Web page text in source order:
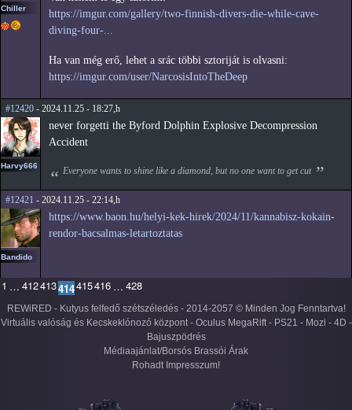
Chiller
https://imgur.com/gallery/two-finnish-divers-die-while-cave-
diving-four-...
Ha van még erő, lehet a srác többi sztoriját is olvasni:
https://imgur.com/user/NarcosisIntoTheDeep
#12420 - 2024.11.25 - 18:27,h
Harvy666
never forgetti the Byford Dolphin Explosive Decompression
Accident
Everyone wants to shine like a diamond, but no one want to get cut
#12421 - 2024.11.25 - 22:14,h
Bandido
https://www.baon.hu/helyi-kek-hirek/2024/11/kannabisz-kokain-
rendor-bacsalmas-letartoztatas
1 … 412413414415416 … 428
REWiRED - Kutyus felfedő szétszéledés - 2014-2057 © Minden Jog Fenntartva!
Virtuális valóság és Kecskeklónozó központ - Oculus MegaRift - PS21 - Mozi - 4D -
Bajuszpödrés
Médiaajánlat/Borsós Brassói Árak
Rohadt Impresszum!